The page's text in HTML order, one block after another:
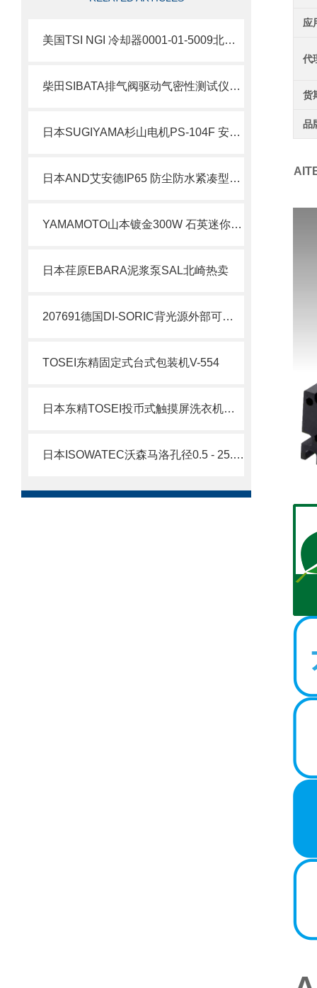
美国TSI NGI 冷却器0001-01-5009北崎热卖
柴田SIBATA排气阀驱动气密性测试仪EXV-01北崎热卖
日本SUGIYAMA杉山电机PS-104F 安全检测装置北崎热卖
日本AND艾安德IP65 防尘防水紧凑型秤HL-WP系列北崎热卖
YAMAMOTO山本镀金300W 石英迷你浸没式加热器B-83WJC2
日本荏原EBARA泥浆泵SAL北崎热卖
207691德国DI-SORIC背光源外部可闪光
TOSEI东精固定式台式包装机V-554
日本东精TOSEI投币式触摸屏洗衣机和烘干机北崎热卖
日本ISOWATEC沃森马洛孔径0.5 - 25.4 mm Pumpsil 铂金硫化硅胶管北崎有售
应
代
货
品